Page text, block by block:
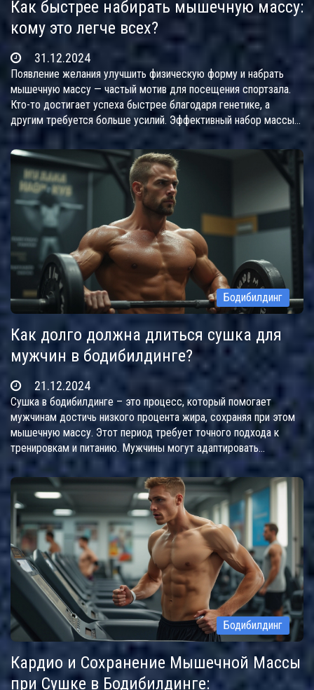
Как быстрее набирать мышечную массу:
кому это легче всех?
31.12.2024
Появление желания улучшить физическую форму и набрать
мышечную массу — частый мотив для посещения спортзала.
Кто-то достигает успеха быстрее благодаря генетике, а
другим требуется больше усилий. Эффективный набор массы
зависит от множества факторов: тип телосложения,
метаболизм, и даже уровень мотивации. Рассказываем, каким
людям легче набрать мышечную массу и что поможет
ускорить процесс.
Бодибилдинг
Как долго должна длиться сушка для
мужчин в бодибилдинге?
21.12.2024
Сушка в бодибилдинге – это процесс, который помогает
мужчинам достичь низкого процента жира, сохраняя при этом
мышечную массу. Этот период требует точного подхода к
тренировкам и питанию. Мужчины могут адаптировать
продолжительность сушки в зависимости от их целей и
текущей физической формы. Важным аспектом является
баланс между длительностью сушки и поддержанием
здоровья. В статье также рассматриваются советы и тактики,
которые помогут в успешной сушке.
Бодибилдинг
Кардио и Сохранение Мышечной Массы
при Сушке в Бодибилдинге: